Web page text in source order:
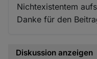
Nichtexistentem
Danke für den
Diskussion anzeigen